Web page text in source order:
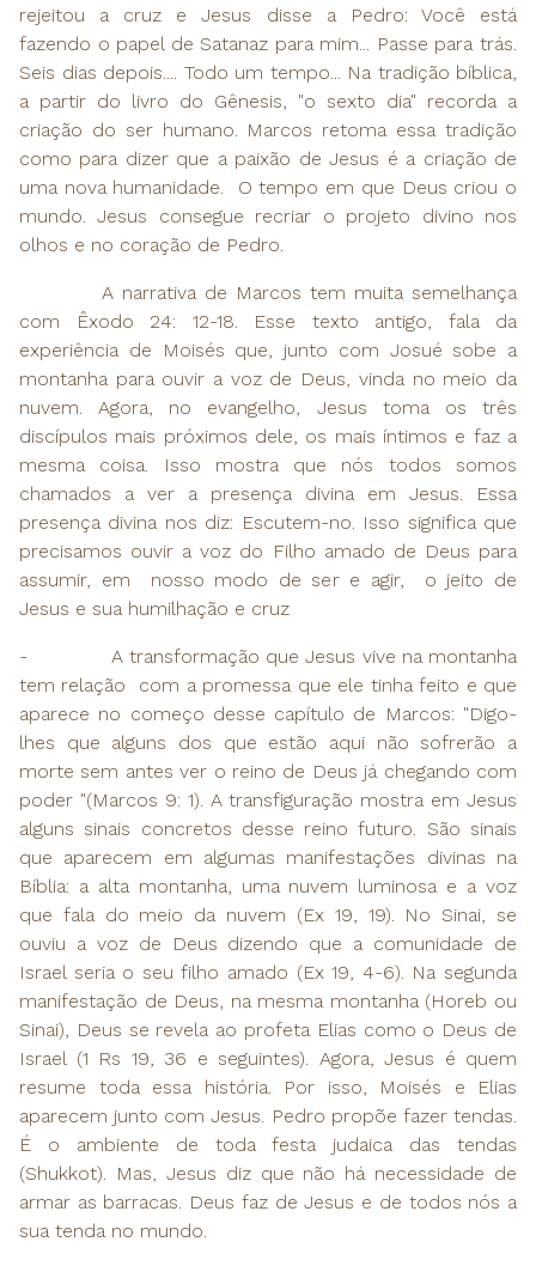
rejeitou a cruz e Jesus disse a Pedro: Você está
fazendo o papel de Satanaz para mim... Passe para trás.
Seis dias depois.... Todo um tempo... Na tradição bíblica,
a partir do livro do Gênesis, "o sexto dia" recorda a
criação do ser humano. Marcos retoma essa tradição
como para dizer que a paixão de Jesus é a criação de
uma nova humanidade. O tempo em que Deus criou o
mundo. Jesus consegue recriar o projeto divino nos
olhos e no coração de Pedro.
A narrativa de Marcos tem muita semelhança
com Êxodo 24: 12-18. Esse texto antigo, fala da
experiência de Moisés que, junto com Josué sobe a
montanha para ouvir a voz de Deus, vinda no meio da
nuvem. Agora, no evangelho, Jesus toma os três
discípulos mais próximos dele, os mais íntimos e faz a
mesma coisa. Isso mostra que nós todos somos
chamados a ver a presença divina em Jesus. Essa
presença divina nos diz: Escutem-no. Isso significa que
precisamos ouvir a voz do Filho amado de Deus para
assumir, em nosso modo de ser e agir, o jeito de
Jesus e sua humilhação e cruz
-
A transformação que Jesus vive na montanha
tem relação com a promessa que ele tinha feito e que
aparece no começo desse capítulo de Marcos: "Digo-
lhes que alguns dos que estão aqui não sofrerão a
morte sem antes ver o reino de Deus já chegando com
poder "(Marcos 9: 1). A transfiguração mostra em Jesus
alguns sinais concretos desse reino futuro. São sinais
que aparecem em algumas manifestações divinas na
Bíblia: a alta montanha, uma nuvem luminosa e a voz
que fala do meio da nuvem (Ex 19, 19). No Sinai, se
ouviu a voz de Deus dizendo que a comunidade de
Israel seria o seu filho amado (Ex 19, 4-6). Na segunda
manifestação de Deus, na mesma montanha (Horeb ou
Sinai), Deus se revela ao profeta Elias como o Deus de
Israel (1 Rs 19, 36 e seguintes). Agora, Jesus é quem
resume toda essa história. Por isso, Moisés e Elias
aparecem junto com Jesus. Pedro propõe fazer tendas.
É o ambiente de toda festa judaica das tendas
(Shukkot). Mas, Jesus diz que não há necessidade de
armar as barracas. Deus faz de Jesus e de todos nós a
sua tenda no mundo.